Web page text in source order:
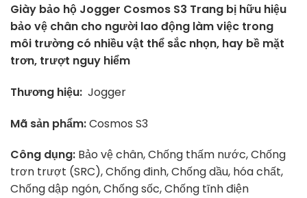
Giày bảo hộ Jogger Cosmos S3 Trang bị hữu hiệu
bảo vệ chân cho người lao động làm việc trong
môi trường có nhiều vật thể sắc nhọn, hay bề mặt
trơn, trượt nguy hiểm
Thương hiệu: Jogger
Mã sản phẩm:Cosmos S3
Công dụng: Bảo vệ chân, Chống thấm nước, Chống
trơn trượt (SRC), Chống đinh, Chống dầu, hóa chất,
Chống dập ngón, Chống sốc, Chống tĩnh điện